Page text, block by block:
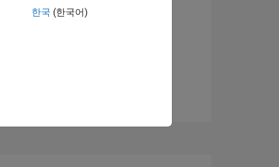
한국 (한국어)